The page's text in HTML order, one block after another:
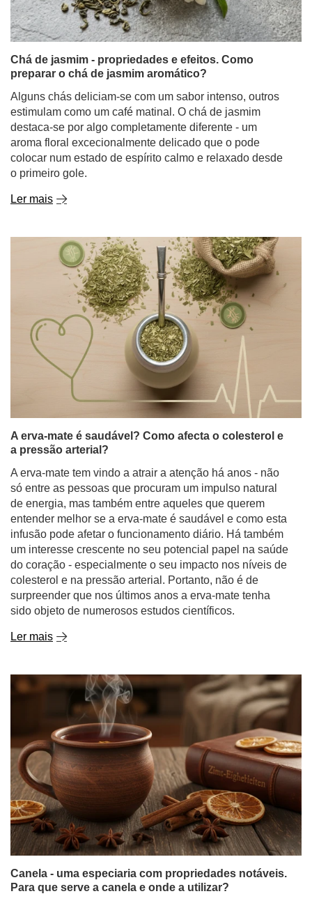
preparar o chá de jasmim aromático?
Alguns chás deliciam-se com um sabor intenso, outros
estimulam como um café matinal. O chá de jasmim
destaca-se por algo completamente diferente - um
aroma floral excecionalmente delicado que o pode
colocar num estado de espírito calmo e relaxado desde
o primeiro gole.
Ler mais
A erva-mate é saudável? Como afecta o colesterol e
A erva-mate tem vindo a atrair a atenção há anos - não
só entre as pessoas que procuram um impulso natural
de energia, mas também entre aqueles que querem
entender melhor se a erva-mate é saudável e como esta
infusão pode afetar o funcionamento diário. Há também
um interesse crescente no seu potencial papel na saúde
do coração - especialmente o seu impacto nos níveis de
colesterol e na pressão arterial. Portanto, não é de
surpreender que nos últimos anos a erva-mate tenha
sido objeto de numerosos estudos científicos.
Ler mais
Canela - uma especiaria com propriedades notáveis.
Para que serve a canela e onde a utilizar?
A canela é uma daquelas especiarias que cativam com
um aroma intenso e um sabor quente e suavemente
doce. Evoca o outono e o inverno, as infusões quentes e
a pastelaria caseira - mas a sua utilização vai muito